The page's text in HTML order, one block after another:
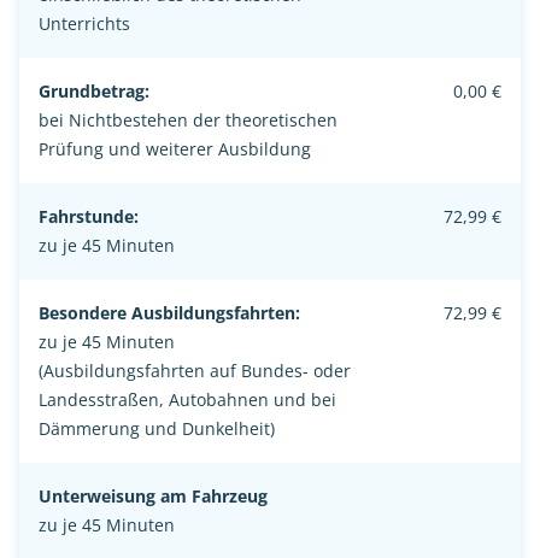
Unterrichts
Grundbetrag:
bei Nichtbestehen der theoretischen
Prüfung und weiterer Ausbildung
0,00 €
Fahrstunde:
zu je 45 Minuten
72,99 €
Besondere Ausbildungsfahrten:
zu je 45 Minuten
(Ausbildungsfahrten auf Bundes- oder
Landesstraßen, Autobahnen und bei
Dämmerung und Dunkelheit)
72,99 €
Unterweisung am Fahrzeug
zu je 45 Minuten